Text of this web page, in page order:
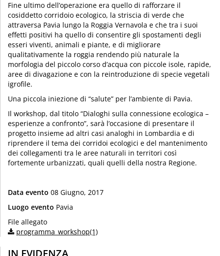
Fine ultimo dell’operazione era quello di rafforzare il
cosiddetto corridoio ecologico, la striscia di verde che
attraversa Pavia lungo la Roggia Vernavola e che tra i suoi
effetti positivi ha quello di consentire gli spostamenti degli
esseri viventi, animali e piante, e di migliorare
qualitativamente la roggia rendendo più naturale la
morfologia del piccolo corso d’acqua con piccole isole, rapide,
aree di divagazione e con la reintroduzione di specie vegetali
igrofile.
Una piccola iniezione di “salute” per l’ambiente di Pavia.
Il workshop, dal titolo “Dialoghi sulla connessione ecologica –
esperienze a confronto”, sarà l’occasione di presentare il
progetto insieme ad altri casi analoghi in Lombardia e di
riprendere il tema dei corridoi ecologici e del mantenimento
dei collegamenti tra le aree naturali in territori così
fortemente urbanizzati, quali quelli della nostra Regione.
Data evento 08 Giugno, 2017
Luogo evento Pavia
File allegato
programma_workshop(1)